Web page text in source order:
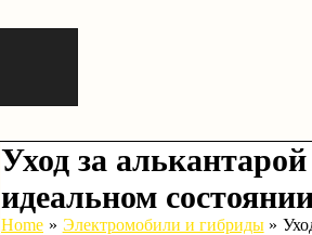
Уход за
идеальном
Home Электромобили и гибриды